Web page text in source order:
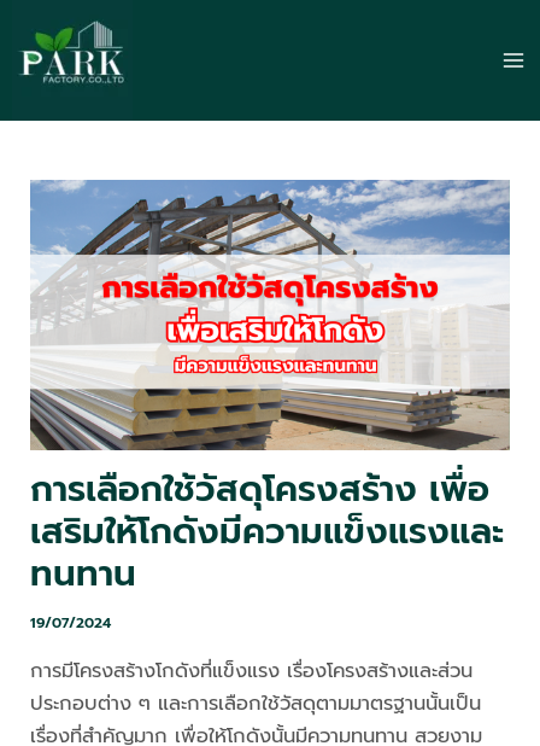
content
การเลือกใช้วัสดุโครงสร้าง เพื่อ
เสริมให้โกดังมีความแข็งแรงและ
ทนทาน
19/07/2024
การมีโครงสร้างโกดังที่แข็งแรง เรื่องโครงสร้างและส่วน
ประกอบต่าง ๆ และการเลือกใช้วัสดุตามมาตรฐานนั้นเป็น
เรื่องที่สำคัญมาก เพื่อให้โกดังนั้นมีความทนทาน สวยงาม